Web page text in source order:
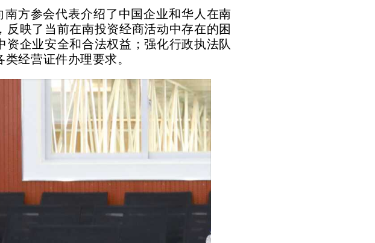
方参会代表介绍了中国企业和华人在南
映了当前在南投资经商活动中存在的困
企业安全和合法权益；强化行政执法队
经营证件办理要求。